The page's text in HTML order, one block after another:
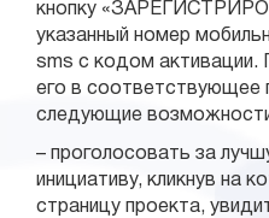
кнопку
указанный номер
sms с кодом активации.
его в соответствующее
следующие
– проголосовать за
инициативу, кликнув на
страницу проекта,